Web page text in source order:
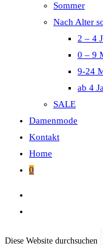
Sommer
Nach Alter
2 – 4
0 – 9
9-24
ab 4
SALE
Damenmode
Kontakt
Home
0
Diese Website durchsuchen